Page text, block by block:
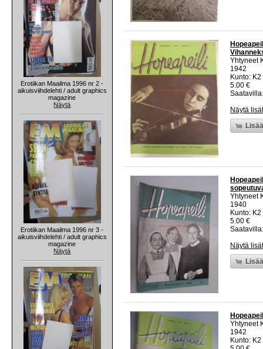
Erotiikan Maailma 1996 nr 2 -
aikuisviihdelehti / adult graphics
magazine
Näytä
Erotiikan Maailma 1996 nr 3 -
aikuisviihdelehti / adult graphics
magazine
Näytä
Yhtyneet
1942
Kunto:
5.00 €
Näytä
Yhtyneet
1940
Kunto:
5.00 €
Näytä
Yhtyneet
1942
Kunto: